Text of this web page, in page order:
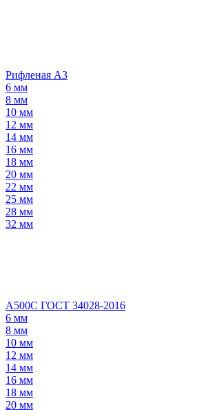
Рифленая А3
6 мм
8 мм
10 мм
12 мм
14 мм
16 мм
18 мм
20 мм
22 мм
25 мм
28 мм
32 мм
А500С ГОСТ 34028-2016
6 мм
8 мм
10 мм
12 мм
14 мм
16 мм
18 мм
20 мм